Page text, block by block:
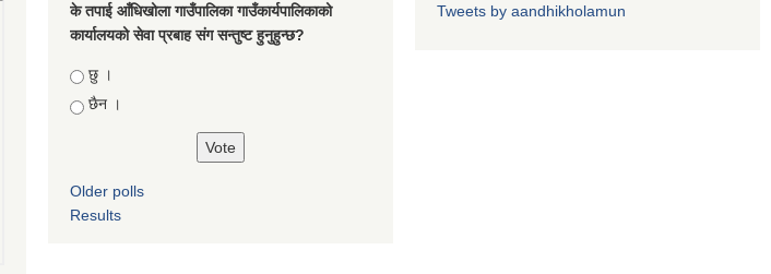
के तपाई आँधिखोला गाउँपालिका गाउँकार्यपालिकाको
कार्यालयको सेवा प्रबाह संग सन्तुष्ट हुनुहुन्छ?
Choices
छु ।
छैन ।
Older polls
Results
Tweets by aandhikholamun